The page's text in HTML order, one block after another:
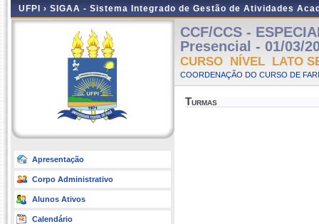
UFPI › SIGAA - Sistema Integrado de Gestão de Atividades
Apresentação
Corpo Administrativo
Alunos Ativos
Calendário
CCF/CCS -
Presencial - 01/03/
CURSO NÍVEL LATO
COORDENAÇÃO DO CURSO DE
Turmas